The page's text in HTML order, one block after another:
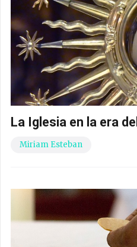
La Iglesia en la era
Miriam Esteban